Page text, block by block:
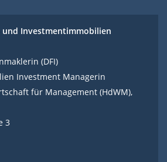
und Investmentimmobilien
(DFI)
Investment Managerin
für Management (HdWM),
3